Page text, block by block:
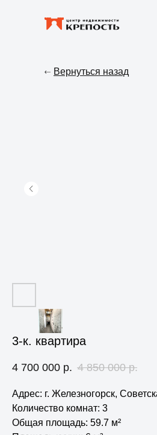
Вернуться назад
3-к. квартира
4 700 000 р. 4 850 000 р.
Адрес: г. Железногорск,
Количество комнат: 3
Общая площадь: 59.7 м²